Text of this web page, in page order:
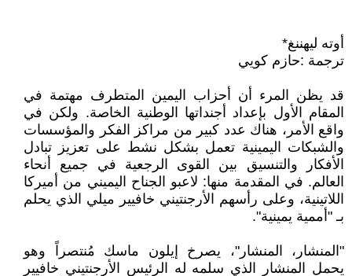
أوته ليهننغ*
ترجمة :حازم كويي
قد يظن المرء أن أحزاب اليمين المتطرف مهتمة في
المقام الأول بإعداد أجنداتها الوطنية الخاصة. ولكن في
واقع الأمر، هناك عدد كبير من مراكز الفكر والمؤسسات
والشبكات اليمينية تعمل بشكل نشط على تعزيز تبادل
الأفكار والتنسيق بين القوى الرجعية في جميع أنحاء
العالم. في المقدمة منها: لاعبو الجناح اليميني من أميركا
اللاتينية، وعلى رأسهم الأرجنتيني خافيير ميلي الذي يحلم
بـ "أممية يمينية".
"المنشار، المنشار"، يصرخ إيلون ماسك مُنتصراً وهو
يحمل المنشار الذي سلمه له الرئيس الأرجنتيني خافيير